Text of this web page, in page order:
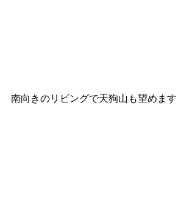
南向きのリビングで天狗山も望めます